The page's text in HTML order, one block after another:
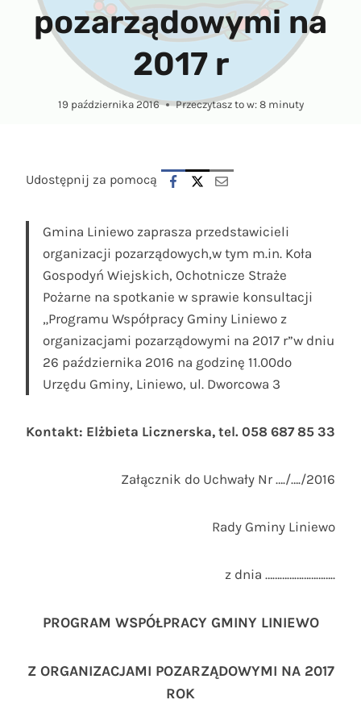
pozarządowymi na
2017 r
19 października 2016 Przeczytasz to w:8 minuty
Udostępnij za pomocą
Gmina Liniewo zaprasza przedstawicieli
organizacji pozarządowych,w tym m.in. Koła
Gospodyń Wiejskich, Ochotnicze Straże
Pożarne na spotkanie w sprawie konsultacji
„Programu Współpracy Gminy Liniewo z
organizacjami pozarządowymi na 2017 r”w dniu
26 października 2016 na godzinę 11.00do
Urzędu Gminy, Liniewo, ul. Dworcowa 3
Kontakt: Elżbieta Licznerska, tel. 058 687 85 33
Załącznik do Uchwały Nr …./…./2016
Rady Gminy Liniewo
z dnia ………………………..
PROGRAM WSPÓŁPRACY GMINY LINIEWO
Z ORGANIZACJAMI POZARZĄDOWYMI NA 2017
ROK